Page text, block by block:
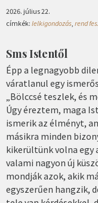
2026. július 22.
címkék: lelkigondozás, rend
Sms Istentől
Épp a legnagyobb
váratlanul egy
„Bölccsé teszlek, és
Úgy éreztem, maga
ismerik az élményt,
másikra minden
kikerültünk volna egy
valami nagyon új
mondják azok, akik
egyszerűen hangzik,